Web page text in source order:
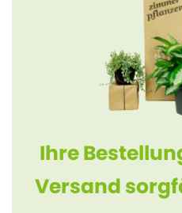
Ihre
Versand